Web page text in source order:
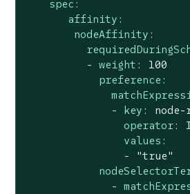
spec:
affinity:
nodeAffinity:
- weight:
100
preference:
-
key:
operator:
values:
-
"true"
-